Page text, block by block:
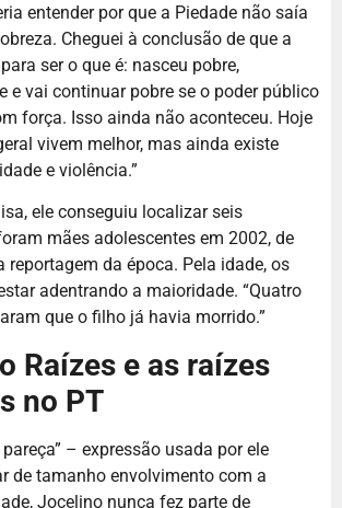
entender por que a Piedade não saía
Cheguei à conclusão de que a
ser o que é: nasceu pobre,
e vai continuar pobre se o poder público
força. Isso ainda não aconteceu. Hoje
vivem melhor, mas ainda existe
e violência.”
ele conseguiu localizar seis
mães adolescentes em 2002, de
reportagem da época. Pela idade, os
adentrando a maioridade. “Quatro
que o filho já havia morrido.”
Raízes e as raízes
no PT
– expressão usada por ele
de tamanho envolvimento com a
Jocelino nunca fez parte de